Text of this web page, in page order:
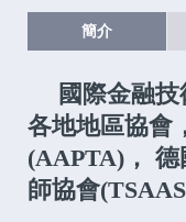
簡介
國際金融
各地地區協會
(AAPTA)，
師協會